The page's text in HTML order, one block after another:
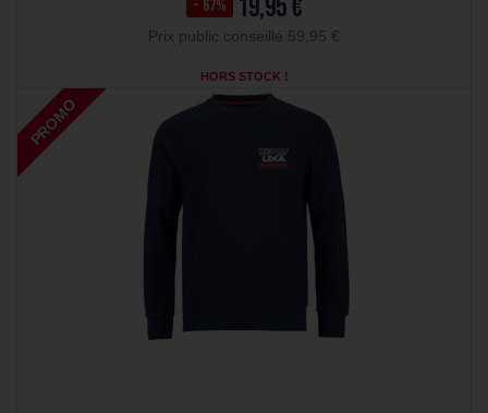
- 67% 19,95 €
Prix public conseillé 59,95 €
HORS STOCK !
PROMO